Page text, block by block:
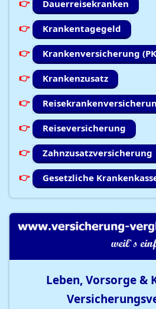
Dauerreisekranken
Krankentagegeld
Krankenversicherung
Krankenzusatz
Reiseversicherung
Zahnzusatzversicherung
Gesetzliche
Leben, Vorsorge &